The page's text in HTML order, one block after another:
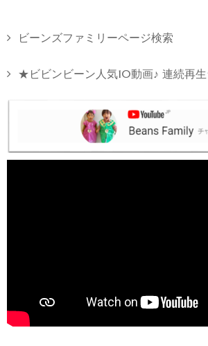
ビーンズファミリーページ検索
★ビビンビーン人気10動画♪ 連続再